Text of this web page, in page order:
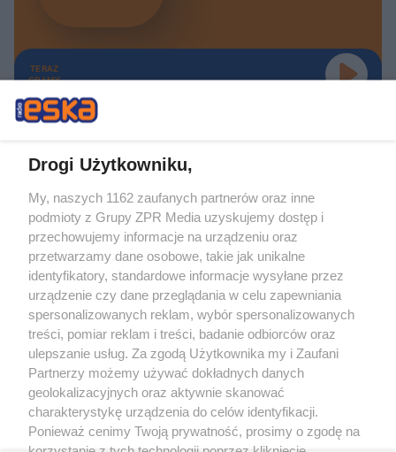
TERAZ
GRAMY
Żaden utwór zamieszczony w serwisie nie może być powielany i
rozpowszechniany lub dalej rozpowszechniany w jakikolwiek sposób (w
tym także elektroniczny lub mechaniczny) na jakimkolwiek polu
eksploatacji w jakiejkolwiek formie, włącznie z umieszczaniem w Internecie
bez pisemnej zgody właściciela praw. Jakiekolwiek użycie lub
wykorzystanie utworów w całości lub w części z naruszeniem prawa, tzn.
bez właściwej zgody, jest zabronione pod groźbą kary i może być ścigane
prawnie.
O nas
Drogi Użytkowniku,
My, naszych 1162 zaufanych partnerów oraz inne
podmioty z Grupy ZPR Media uzyskujemy dostęp i
przechowujemy informacje na urządzeniu oraz
przetwarzamy dane osobowe, takie jak unikalne
identyfikatory, standardowe informacje wysyłane przez
urządzenie czy dane przeglądania w celu zapewniania
spersonalizowanych reklam, wybór spersonalizowanych
treści, pomiar reklam i treści, badanie odbiorców oraz
ulepszanie usług. Za zgodą Użytkownika my i Zaufani
Partnerzy możemy używać dokładnych danych
geolokalizacyjnych oraz aktywnie skanować
charakterystykę urządzenia do celów identyfikacji.
Ponieważ cenimy Twoją prywatność, prosimy o zgodę na